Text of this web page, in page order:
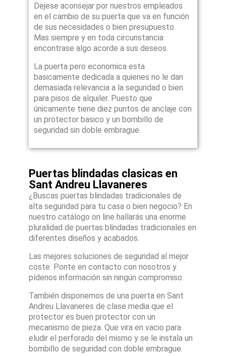
Dejese aconsejar por nuestros empleados
en el cambio de su puerta que va en función
de sus necesidades o bien presupuesto.
Mas siempre y en toda circunstancia
encontrase algo acorde a sus deseos.
La puerta pero economica esta
basicamente dedicada a quienes no le dan
demasiada relevancia a la seguridad o bien
para pisos de alquiler. Puesto que
únicamente tiene diez puntos de anclaje con
un protector basico y un bombillo de
seguridad sin doble embrague.
Puertas blindadas clasicas en
Sant Andreu Llavaneres
¿Buscas puertas blindadas tradicionales de
alta seguridad para tu casa o bien negocio? En
nuestro catálogo on line hallarás una enorme
pluralidad de puertas blindadas tradicionales en
diferentes diseños y acabados.
Las mejores soluciones de seguridad al mejor
coste. Ponte en contacto con nosotros y
pídenos información sin ningún compromiso.
También disponemos de una puerta en Sant
Andreu Llavaneres de clase media que el
protector es buen protector con un
mecanismo de pieza. Que vira en vacio para
eludir el perforado del mismo y se le instala un
bombillo de seguridad con doble embrague.